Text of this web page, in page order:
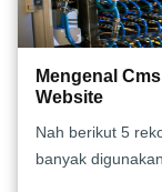
Mengenal
Website
Nah berikut 5
banyak